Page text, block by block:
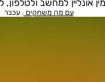
אונליין למחשב
עם מה משחקים : עכבר